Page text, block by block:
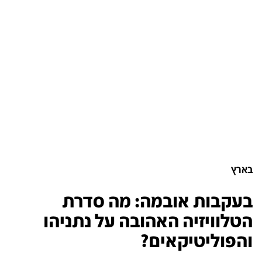
בארץ
בעקבות אובמה: מה סדרת
הטלוויזיה האהובה על נתניהו
והפוליטיקאים?